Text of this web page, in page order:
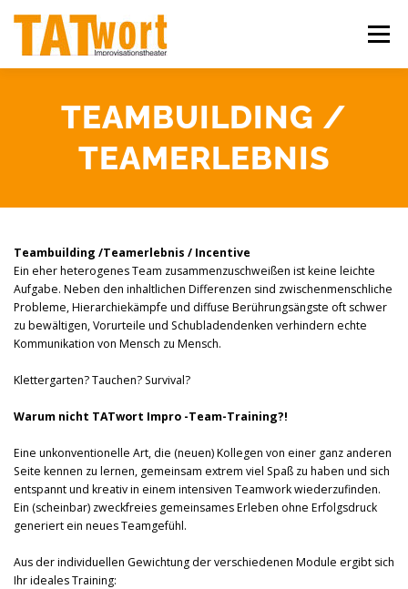
Inhalt
springen
Menü
ÜBER UNS WORKSHOPS IMPROSHOWS
IHR EVENT KONTAKT
TEAMBUILDING /
TEAMERLEBNIS
Teambuilding /Teamerlebnis / Incentive
Ein eher heterogenes Team zusammenzuschweißen ist keine leichte
Aufgabe. Neben den inhaltlichen Differenzen sind zwischenmenschliche
Probleme, Hierarchiekämpfe und diffuse Berührungsängste oft schwer
zu bewältigen, Vorurteile und Schubladendenken verhindern echte
Kommunikation von Mensch zu Mensch.
Klettergarten? Tauchen? Survival?
Warum nicht TATwort Impro -Team-Training?!
Eine unkonventionelle Art, die (neuen) Kollegen von einer ganz anderen
Seite kennen zu lernen, gemeinsam extrem viel Spaß zu haben und sich
entspannt und kreativ in einem intensiven Teamwork wiederzufinden.
Ein (scheinbar) zweckfreies gemeinsames Erleben ohne Erfolgsdruck
generiert ein neues Teamgefühl.
Aus der individuellen Gewichtung der verschiedenen Module ergibt sich
Ihr ideales Training: